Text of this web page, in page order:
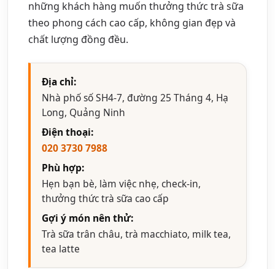
những khách hàng muốn thưởng thức trà sữa
theo phong cách cao cấp, không gian đẹp và
chất lượng đồng đều.
Địa chỉ:
Nhà phố số SH4-7, đường 25 Tháng 4, Hạ
Long, Quảng Ninh
Điện thoại:
020 3730 7988
Phù hợp:
Hẹn bạn bè, làm việc nhẹ, check-in,
thưởng thức trà sữa cao cấp
Gợi ý món nên thử:
Trà sữa trân châu, trà macchiato, milk tea,
tea latte